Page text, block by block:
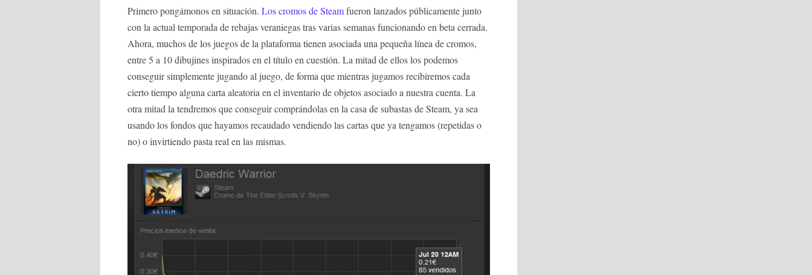
Primero pongámonos en situación. Los cromos de Steamfueron lanzados públicamente junto
con la actual temporada de rebajas veraniegas tras varias semanas funcionando en beta cerrada.
Ahora, muchos de los juegos de la plataforma tienen asociada una pequeña línea de cromos,
entre 5 a 10 dibujines inspirados en el título en cuestión. La mitad de ellos los podemos
conseguir simplemente jugando al juego, de forma que mientras jugamos recibiremos cada
cierto tiempo alguna carta aleatoria en el inventario de objetos asociado a nuestra cuenta. La
otra mitad la tendremos que conseguir comprándolas en la casa de subastas de Steam, ya sea
usando los fondos que hayamos recaudado vendiendo las cartas que ya tengamos (repetidas o
no) o invirtiendo pasta real en las mismas.